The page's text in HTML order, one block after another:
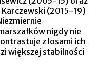
(2015-19)
nigdy nie
z losami ich
większej stabilności